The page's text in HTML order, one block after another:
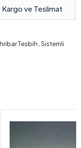
Kargo ve Teslimat
Tesbih , Sistemli